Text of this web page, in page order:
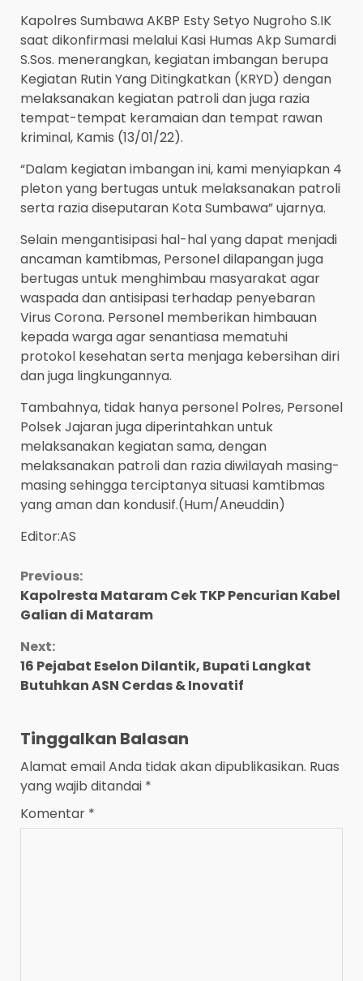
Kapolres Sumbawa AKBP Esty Setyo Nugroho S.IK
saat dikonfirmasi melalui Kasi Humas Akp Sumardi
S.Sos. menerangkan, kegiatan imbangan berupa
Kegiatan Rutin Yang Ditingkatkan (KRYD) dengan
melaksanakan kegiatan patroli dan juga razia
tempat-tempat keramaian dan tempat rawan
kriminal, Kamis (13/01/22).
“Dalam kegiatan imbangan ini, kami menyiapkan 4
pleton yang bertugas untuk melaksanakan patroli
serta razia diseputaran Kota Sumbawa” ujarnya.
Selain mengantisipasi hal-hal yang dapat menjadi
ancaman kamtibmas, Personel dilapangan juga
bertugas untuk menghimbau masyarakat agar
waspada dan antisipasi terhadap penyebaran
Virus Corona. Personel memberikan himbauan
kepada warga agar senantiasa mematuhi
protokol kesehatan serta menjaga kebersihan diri
dan juga lingkungannya.
Tambahnya, tidak hanya personel Polres, Personel
Polsek Jajaran juga diperintahkan untuk
melaksanakan kegiatan sama, dengan
melaksanakan patroli dan razia diwilayah masing-
masing sehingga terciptanya situasi kamtibmas
yang aman dan kondusif.(Hum/Aneuddin)
Editor:AS
Continue
Reading
Previous:
Kapolresta Mataram Cek TKP Pencurian Kabel
Galian di Mataram
Next:
16 Pejabat Eselon Dilantik, Bupati Langkat
Butuhkan ASN Cerdas & Inovatif
Tinggalkan Balasan
Alamat email Anda tidak akan dipublikasikan. Ruas
yang wajib ditandai *
Komentar *